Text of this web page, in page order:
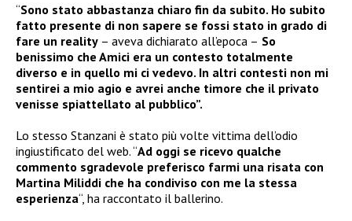
“Sono stato abbastanza chiaro fin da subito. Ho subito
fatto presente di non sapere se fossi stato in grado di
fare un reality – aveva dichiarato all’epoca – So
benissimo che Amici era un contesto totalmente
diverso e in quello mi ci vedevo. In altri contesti non mi
sentirei a mio agio e avrei anche timore che il privato
venisse spiattellato al pubblico”.
Lo stesso Stanzani è stato più volte vittima dell’odio
ingiustificato del web. “Ad oggi se ricevo qualche
commento sgradevole preferisco farmi una risata con
Martina Miliddi che ha condiviso con me la stessa
esperienza“, ha raccontato il ballerino.